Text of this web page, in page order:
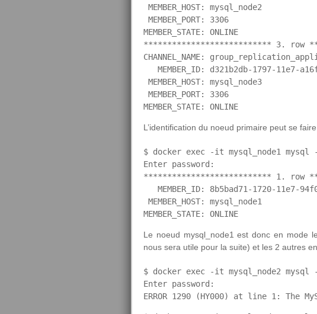
MEMBER_HOST: mysql_node2
MEMBER_PORT: 3306
MEMBER_STATE: ONLINE
*************************** 3. row
CHANNEL_NAME:
MEMBER_ID: d321b2db-1797-11e7-
MEMBER_HOST: mysql_node3
MEMBER_PORT: 3306
MEMBER_STATE: ONLINE
L’identification du noeud primaire peut se
$ docker exec -it mysql_node1 mysql -
Enter password:
*************************** 1. row
MEMBER_ID: 8b5bad71-1720-11e7-
MEMBER_HOST: mysql_node1
MEMBER_STATE: ONLINE
Le noeud mysql_node1 est donc en mode
nous sera utile pour la suite) et les 2 autres
$ docker exec -it mysql_node2 mysql -
Enter password:
ERROR 1290 (HY000) at line 1: